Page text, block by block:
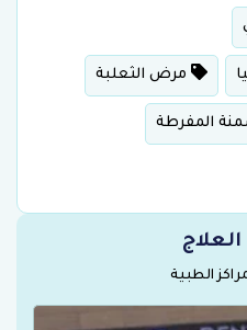
مرض الثعلبة
المفرطة
الطبية